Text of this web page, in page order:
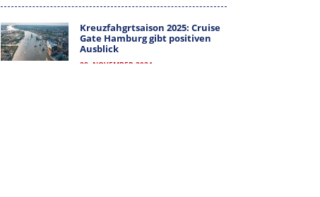
Kreuzfahgrtsaison 2025: Cruise
Gate Hamburg gibt positiven
Ausblick
28. NOVEMBER 2024
MITGLIEDER-LOGIN